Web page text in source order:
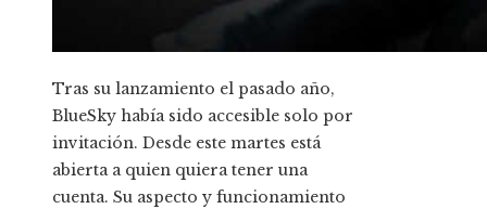
Tras su lanzamiento el pasado año,
BlueSky había sido accesible solo por
invitación. Desde este martes está
abierta a quien quiera tener una
cuenta. Su aspecto y funcionamiento